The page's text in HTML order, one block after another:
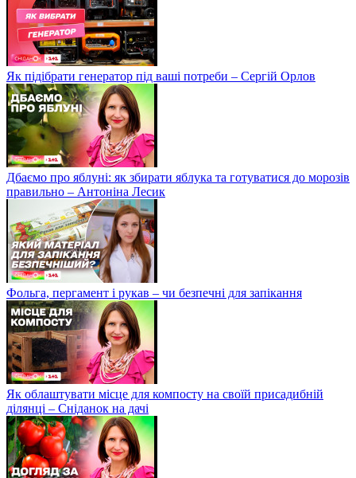
Як підібрати генератор під ваші потреби – Сергій Орлов
Дбаємо про яблуні: як збирати яблука та готуватися до морозів
правильно – Антоніна Лесик
Фольга, пергамент і рукав – чи безпечні для запікання
Як облаштувати місце для компосту на своїй присадибній
ділянці – Сніданок на дачі